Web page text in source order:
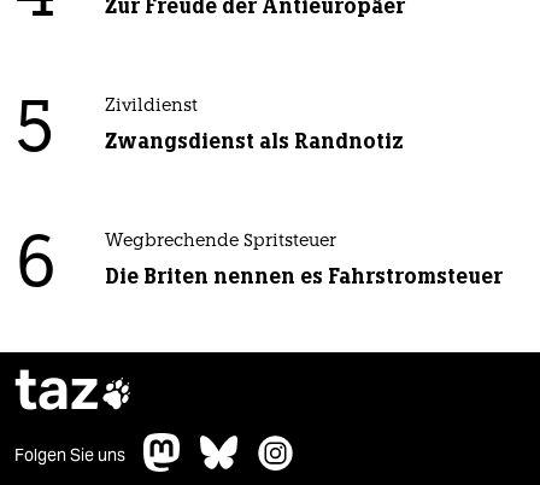
Zur Freude der Antieuropäer
5 Zivildienst
Zwangsdienst als Randnotiz
6 Wegbrechende Spritsteuer
Die Briten nennen es Fahrstromsteuer
taz
Folgen Sie uns